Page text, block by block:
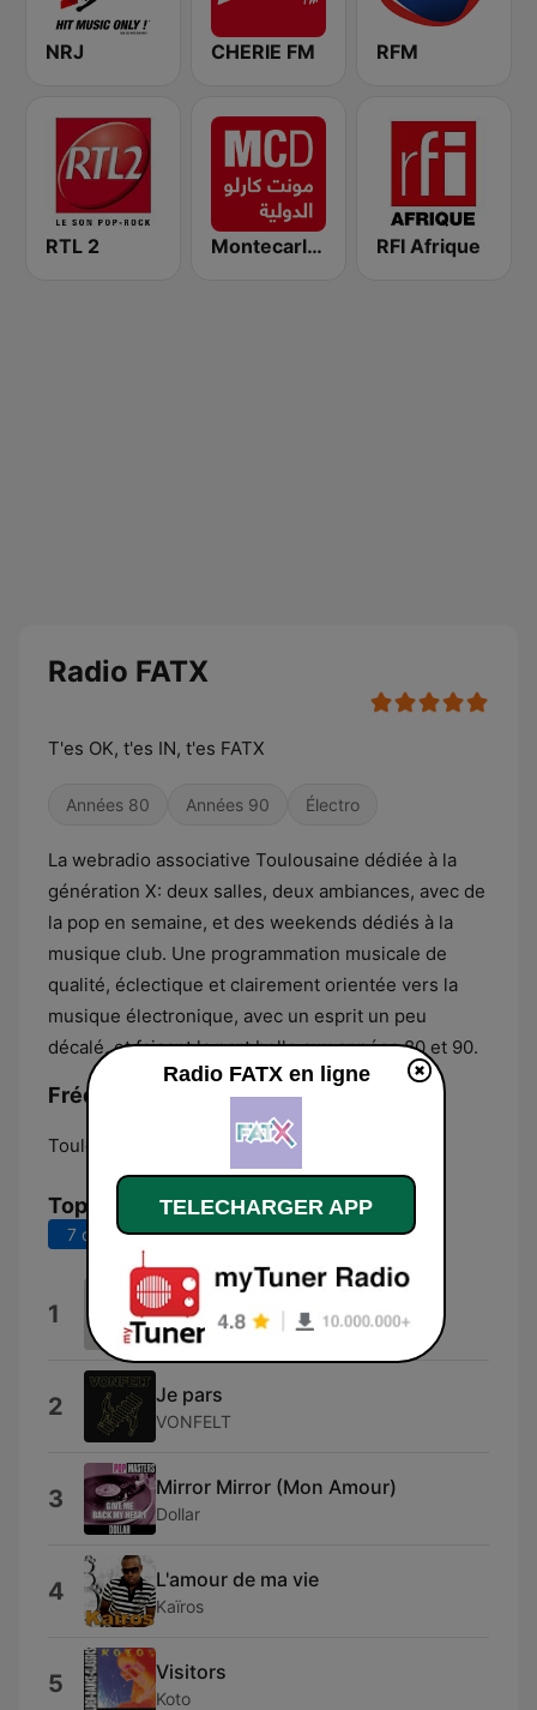
NRJ CHERIE FM RFM
RTL 2 Montecarlo al doualiya (مونت كارلو الدولية) RFI Afrique
Radio FATX
T'es OK, t'es IN, t'es FATX
Années 80 Années 90 Électro
La webradio associative Toulousaine dédiée à la
génération X: deux salles, deux ambiances, avec de
la pop en semaine, et des weekends dédiés à la
musique club. Une programmation musicale de
qualité, éclectique et clairement orientée vers la
musique électronique, avec un esprit un peu
décalé, et faisant la part belle aux années 80 et 90.
Fréquences Radio FATX:
Toulouse:
Top titres
7 derniers jours 30 derniers jours
1 Party
Fatx
2 Je pars
VONFELT
3 Mirror Mirror (Mon Amour)
Dollar
4 L'amour de ma vie
Kaïros
5 Visitors
Koto
Radio FATX en ligne
TELECHARGER APP